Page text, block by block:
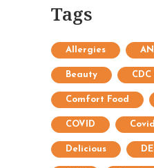
Tags
Allergies
Beauty CDC
Comfort Food
COVID
Delicious